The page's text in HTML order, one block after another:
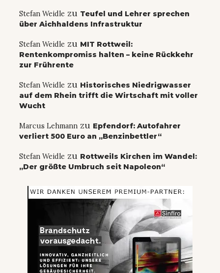
Stefan Weidle zu Teufel und Lehrer sprechen
über Aichhaldens Infrastruktur
Stefan Weidle zu MIT Rottweil:
Rentenkompromiss halten – keine Rückkehr
zur Frührente
Stefan Weidle zu Historisches Niedrigwasser
auf dem Rhein trifft die Wirtschaft mit voller
Wucht
Marcus Lehmann zu Epfendorf: Autofahrer
verliert 500 Euro an „Benzinbettler“
Stefan Weidle zu Rottweils Kirchen im Wandel:
„Der größte Umbruch seit Napoleon“